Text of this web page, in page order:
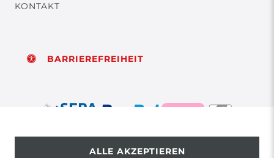
KONTAKT
BARRIEREFREIHEIT
© Copyright 2026 | Alle Rechte vorbehalten.
ALLE AKZEPTIEREN